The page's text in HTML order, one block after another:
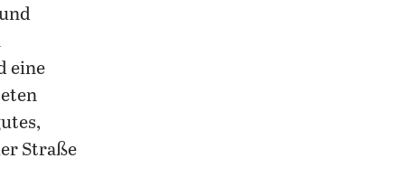
eine
Straße